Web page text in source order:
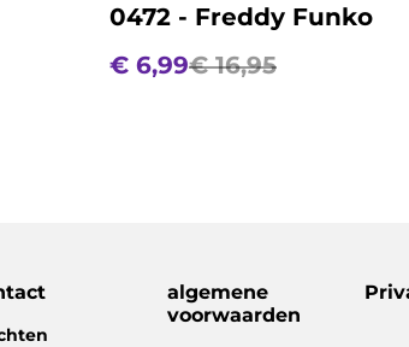
0472 - Freddy Funko
€ 6,99€ 16,95
algemene
voorwaarden